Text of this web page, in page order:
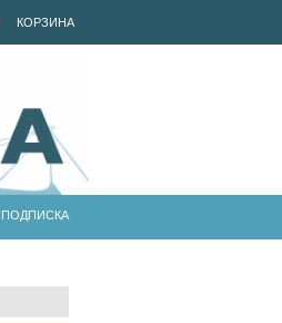
КОРЗИНА
ПОДПИСКА